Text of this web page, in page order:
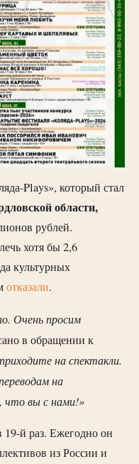
Plays», который стал
области,
рублей.
хотя бы 2,6
культурных
отказали.
Очень просим
в обращении к
на спектакли.
на
что вы с нами!»
19-й раз. Ежегодно он
из России и